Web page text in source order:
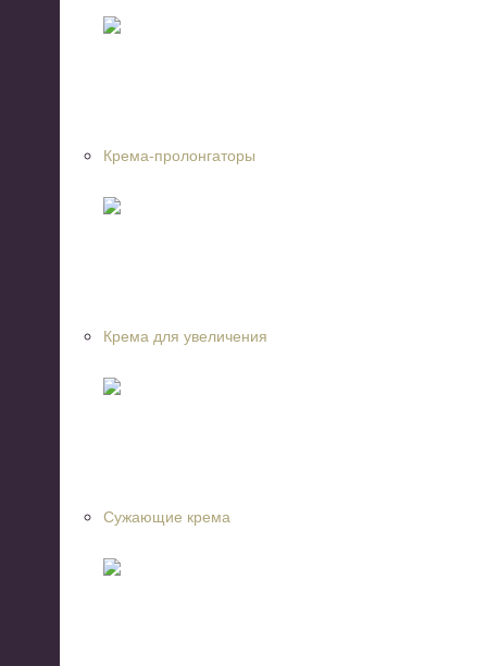
Крема-пролонгаторы
Крема для увеличения
Сужающие крема